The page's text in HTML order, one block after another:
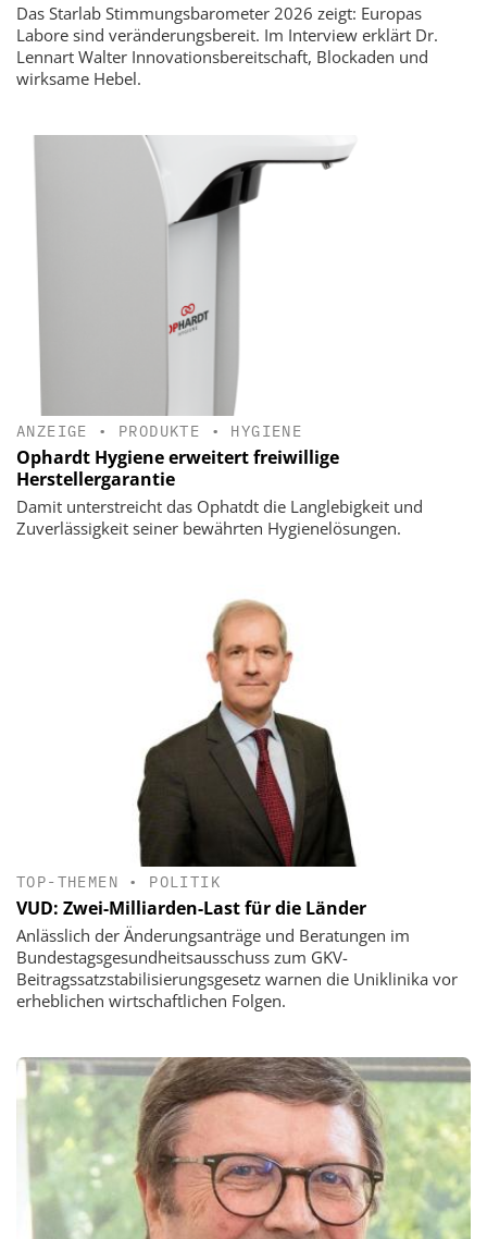
Das Starlab Stimmungsbarometer 2026 zeigt: Europas
Labore sind veränderungsbereit. Im Interview erklärt Dr.
Lennart Walter Innovationsbereitschaft, Blockaden und
wirksame Hebel.
ANZEIGE • PRODUKTE • HYGIENE
Ophardt Hygiene erweitert freiwillige
Herstellergarantie
Damit unterstreicht das Ophatdt die Langlebigkeit und
Zuverlässigkeit seiner bewährten Hygienelösungen.
TOP-THEMEN • POLITIK
VUD: Zwei-Milliarden-Last für die Länder
Anlässlich der Änderungsanträge und Beratungen im
Bundestagsgesundheitsausschuss zum GKV-
Beitragssatzstabilisierungsgesetz warnen die Uniklinika vor
erheblichen wirtschaftlichen Folgen.